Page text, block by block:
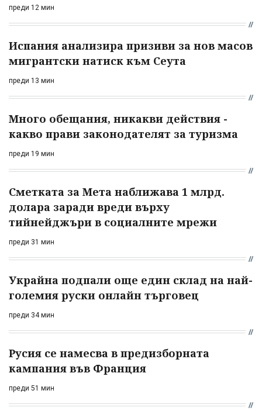
преди 12 мин
Испания анализира призиви за нов масов
мигрантски натиск към Сеута
преди 13 мин
Много обещания, никакви действия -
какво прави законодателят за туризма
преди 19 мин
Сметката за Мета наближава 1 млрд.
долара заради вреди върху
тийнейджъри в социалните мрежи
преди 31 мин
Украйна подпали още един склад на най-
големия руски онлайн търговец
преди 34 мин
Русия се намесва в предизборната
кампания във Франция
преди 51 мин